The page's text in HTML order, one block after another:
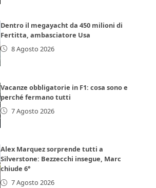
Dentro il megayacht da 450 milioni di
Fertitta, ambasciatore Usa
8 Agosto 2026
Vacanze obbligatorie in F1: cosa sono e
perché fermano tutti
7 Agosto 2026
Alex Marquez sorprende tutti a
Silverstone: Bezzecchi insegue, Marc
chiude 6°
7 Agosto 2026